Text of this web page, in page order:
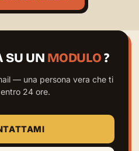
SU UN MODULO?
— una persona vera che ti
24 ore.